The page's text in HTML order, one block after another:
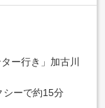
ー行き」加古川
シーで約15分